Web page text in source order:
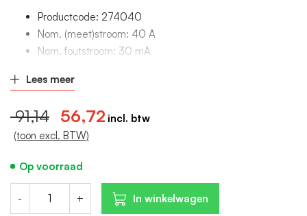
56,72
91,14
(toon excl. BTW)
- + In winkelwagen
Op voorraad
Productcode: 274040
Nom. (meet)stroom: 40 A
Nom. foutstroom: 30 mA
Breedte in module-eenheden: 2
Lees meer